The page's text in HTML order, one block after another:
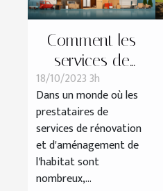
Comment les
services de
Camif Habitat se
comparent-ils
aux autres
prestataires ?
18/10/2023 3h
Dans un monde où les
prestataires de
services de rénovation
et d'aménagement de
l'habitat sont
nombreux,...